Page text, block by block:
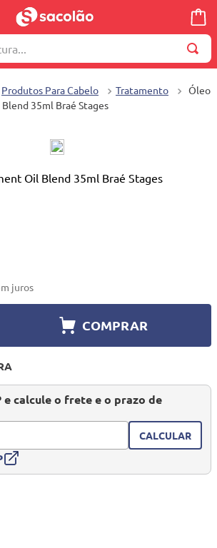
Produtos Para Cabelo Tratamento
Óleo
35ml Braé Stages
Oil Blend 35ml Braé Stages
juros
COMPRAR
e calcule o frete e o prazo de
CALCULAR
1º
wella
4
carrinho reversível
10
mesa dobrável notebook